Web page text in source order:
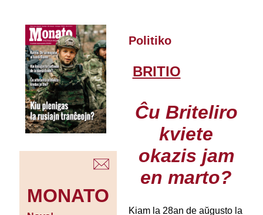
MONATO
Politiko
BRITIO
Ĉu Briteliro
kviete
okazis jam
en marto?
Kiam la 28an de aŭgusto la